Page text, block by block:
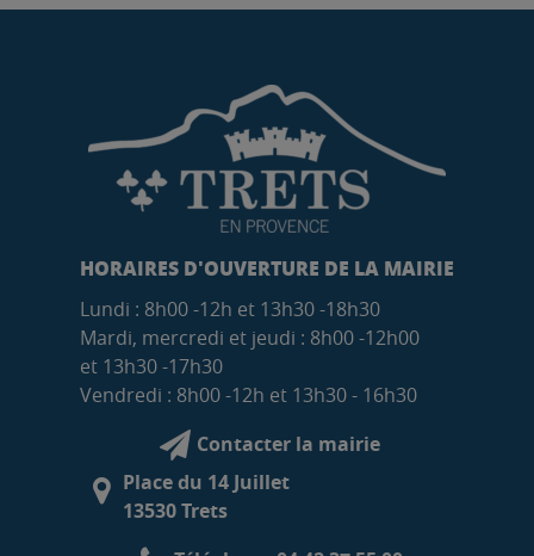
HORAIRES D'OUVERTURE DE LA MAIRIE
Lundi : 8h00 -12h et 13h30 -18h30
Mardi, mercredi et jeudi : 8h00 -12h00
et 13h30 -17h30
Vendredi : 8h00 -12h et 13h30 - 16h30
Contacter la mairie
Place du 14 Juillet
13530 Trets